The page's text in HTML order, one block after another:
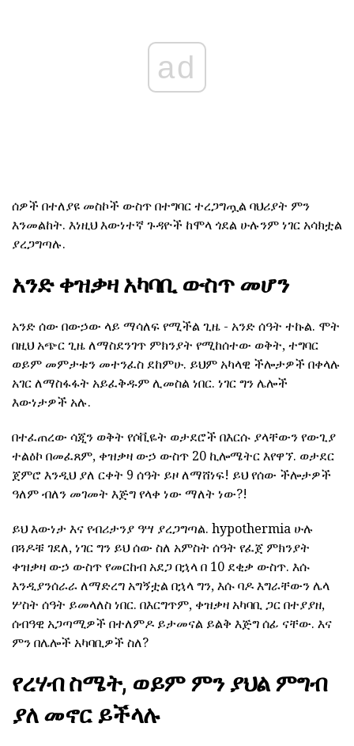
ad
ሰዎች በተለያዩ መስኮች ውስጥ በተግባር ተረጋግጧል ባህሪያት ምን
እንመልከት. እነዚህ እውነተኛ ጉዳዮች ከሞላ ጎደል ሁሉንም ነገር አሳክቷል
ያረጋግጣሉ.
አንድ ቀዝቃዛ አካባቢ ውስጥ መሆን
አንድ ሰው በውኃው ላይ ማሳለፍ የሚችል ጊዜ - አንድ ሰዓት ተኩል. ሞት
በዚህ አጭር ጊዜ ለማስደንገጥ ምክንያት የሚከሰተው ወቅት, ተግባር
ወይም መምታቱን መተንፈስ ደከምሁ. ይህም አካላዊ ችሎታዎች በቀላሉ
አገር ለማስፋፋት አይፈቅዱም ሊመስል ነበር. ነገር ግን ሌሎች
እውነታዎች አሉ.
በተፈጠረው ሳጂን ወቅት የሶቪዬት ወታደሮች በእርሱ ያላቸውን የውጊያ
ተልዕኮ በመፈጸም, ቀዝቃዛ ውኃ ውስጥ 20 ኪሎሜትር እየዋኘ. ወታደር
ጀምሮ እንዲህ ያለ ርቀት 9 ሰዓት ይዞ ለማሸነፍ! ይህ የሰው ችሎታዎች
ዓለም ብለን መገመት እጅግ የላቀ ነው ማለት ነው?!
ይህ እውነታ እና የብሪታንያ ዓሣ ያረጋግጣል. hypothermia ሁሉ
በጓዶቹ ገደለ, ነገር ግን ይህ ሰው ስለ አምስት ሰዓት የፈጀ ምክንያት
ቀዝቃዛ ውኃ ውስጥ የመርከብ አደጋ በኋላ በ 10 ደቂቃ ውስጥ. እሱ
እንዲያንሰራራ ለማድረግ አግኝቷል በኋላ ግን, እሱ ባዶ እግራቸውን ሌላ
ሦስት ሰዓት ይመላለስ ነበር. በእርግጥም, ቀዝቃዛ አካባቢ ጋር በተያያዘ,
ሰብዓዊ አጋጣሚዎች በተለምዶ ይታመናል ይልቅ እጅግ ሰፊ ናቸው. እና
ምን በሌሎች አካባቢዎች ስለ?
የረሃብ ስሜት, ወይም ምን ያህል ምግብ
ያለ መኖር ይችላሉ